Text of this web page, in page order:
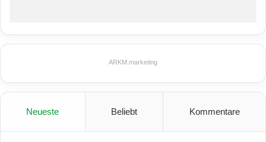
ARKM.marketing
Neueste Beliebt Kommentare